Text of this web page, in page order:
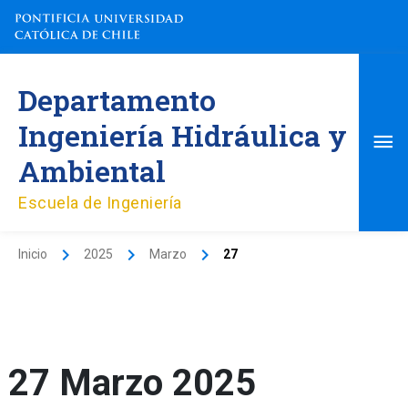
contenido
Departamento
Ingeniería Hidráulica y
Ambiental
Escuela de Ingeniería
Inicio 2025 Marzo 27
27 Marzo 2025